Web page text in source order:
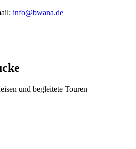
info@bwana.de
und begleitete Touren